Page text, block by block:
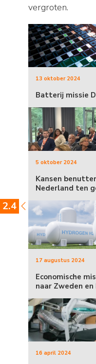
2.4
vergroten.
13 oktober 2024
Batterij missie
5 oktober 2024
Kansen
Nederland ten
17 augustus 2024
Economische
naar Zweden en
16 april 2024